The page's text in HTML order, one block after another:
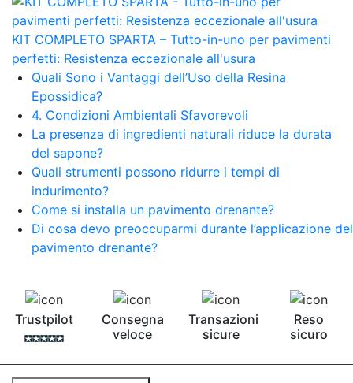
KIT COMPLETO SPARTA – Tutto-in-uno per pavimenti
perfetti: Resistenza eccezionale all'usura
Quali Sono i Vantaggi dell’Uso della Resina
Epossidica?
4. Condizioni Ambientali Sfavorevoli
La presenza di ingredienti naturali riduce la durata
del sapone?
Quali strumenti possono ridurre i tempi di
indurimento?
Come si installa un pavimento drenante?
Di cosa devo preoccuparmi durante l’applicazione del
pavimento drenante?
Trustpilot
Consegna
veloce
Transazioni
sicure
Reso
sicuro